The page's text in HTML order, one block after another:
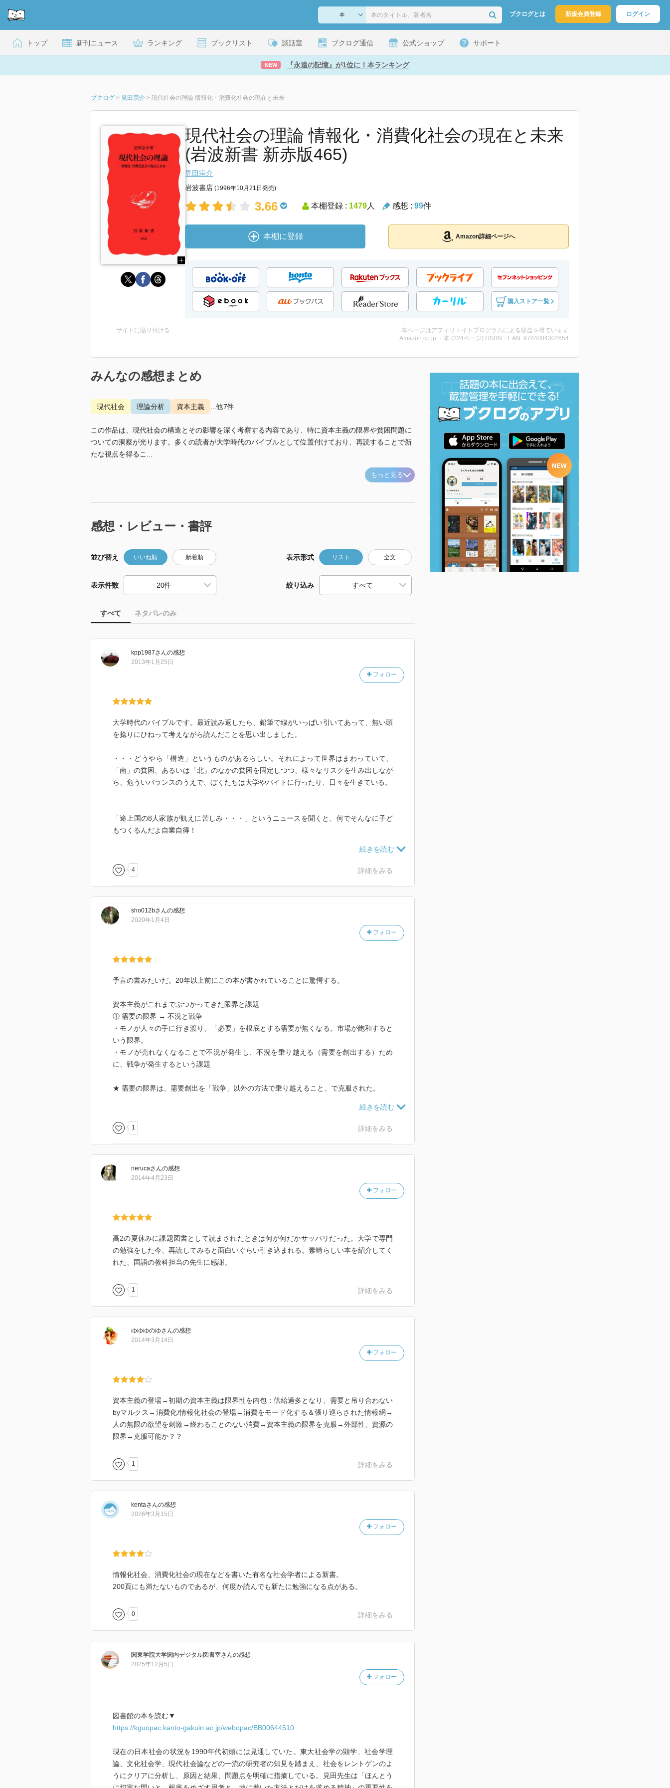
ブクログとは 新規会員登録 ログイン
トップ 新刊ニュース ランキング ブックリスト 談話室 ブクログ通信 公式ショップ サポート
NEW 『永遠の記憶』が1位に！本ランキング
ブクログ > 見田宗介 > 現代社会の理論 情報化・消費化社会の現在と未来
現代社会の理論 情報化・消費化社会の現在と未来
(岩波新書 新赤版465)
見田宗介
岩波書店 (1996年10月21日発売)
3.66 本棚登録 : 1479人 感想 : 99件
本棚に登録 Amazon詳細ページへ
購入ストア一覧
サイトに貼り付ける
本ページはアフィリエイトプログラムによる収益を得ています
Amazon.co.jp ・本 (224ページ) / ISBN・EAN: 9784004304654
みんなの感想まとめ
現代社会 理論分析 資本主義 ...他7件
この作品は、現代社会の構造とその影響を深く考察する内容であり、特に資本主義の限界や貧困問題に
ついての洞察が光ります。多くの読者が大学時代のバイブルとして位置付けており、再読することで新
たな視点を得るこ...
もっと見る
感想・レビュー・書評
並び替え いいね順 新着順 表示形式 リスト 全文
表示件数 絞り込み
すべて ネタバレのみ
kpp1987さんの感想
フォロー
2013年1月25日
大学時代のバイブルです。最近読み返したら、鉛筆で線がいっぱい引いてあって、無い頭
を捻りにひねって考えながら読んだことを思い出しました。
・・・どうやら「構造」というものがあるらしい。それによって世界はまわっていて、
「南」の貧困、あるいは「北」のなかの貧困を固定しつつ、様々なリスクを生み出しなが
ら、危ういバランスのうえで、ぼくたちは大学やバイトに行ったり、日々を生きている。
「途上国の8人家族が飢えに苦しみ・・・」というニュースを聞くと、何でそんなに子ど
もつくるんだよ自業自得！
と辛口評論していた当時のぼくは、見田先生にあえなく論破されたのでした。
4 詳細をみる
sho012bさんの感想
フォロー
2020年1月4日
予言の書みたいだ。20年以上前にこの本が書かれていることに驚愕する。
資本主義がこれまでぶつかってきた限界と課題
① 需要の限界 → 不況と戦争
・モノが人々の手に行き渡り、「必要」を根底とする需要が無くなる。市場が飽和すると
いう限界。
・モノが売れなくなることで不況が発生し、不況を乗り越える（需要を創出する）ため
に、戦争が発生するという課題
★ 需要の限界は、需要創出を「戦争」以外の方法で乗り越えること、で克服された。
フォードとGMの例で説明する。
- フォートは、「便利な」車を、単一モデルで、生産ラインを徹底的に合理化・効率化す
期的な「モデルチェンジ」を行い「新しい」車を売っていった。デザインには、「正解」
がないため、需要には、理論上限界がない（ブランド車を複数所有する金持ちとかをイメ
ージするとわかりやすいかと。便利さだけなら一台で良い。「魅力性」を王ならば、理論
の車はどんどん古いものとなり、新たな「新しい」車への需要を創出する。デザインとモ
モードに関してはMEMO
モードのリズムは以下の二つによって構成される
・購買のリズム（a）
購買のリズムが消耗のリズムを超えていればいるほど、モードの力が強い。
モデルチェンジと＜モードの理論＞が消費社会を駆動するメカニズム。
モードは、広告を通じて、自己否定することで、回転を早くしていく。
・「情報」によって、需要が無限になったことで、大量生産→大量消費のサイクルが回
・「大量採取→（大量生産→大量消費）→大量廃棄」という限界づけられたシステムであ
り、地球の「資源」と「環境」という外部的な制約にぶつかる。
「資源」：エネルギー、鉱物、一次産品、労働力など
「環境」：地球環境
★ 資源の枯渇と環境の破壊と格差は、大量採取・大量廃棄しない、システムを構築する
ことで、克服される。
・本書では、＜消費＞すなわち「存在それ自体の幸福」的な話になっている。
▶︎ 個人的には、情報（エンタメ）を消費する社会になると考えている。今後は、基本的
に「必要」がテクノロジーによって満たされ始めるので、本書に即していうならば、情報
ている。見田さん的に言えば、これらは「ソフト」な側面に属するのかと。
最高に面白い本。
1 詳細をみる
nerucaさんの感想
フォロー
2014年4月23日
高2の夏休みに課題図書として読まされたときは何が何だかサッパリだった。大学で専門
の勉強をした今、再読してみると面白いぐらい引き込まれる。素晴らしい本を紹介してく
れた、国語の教科担当の先生に感謝。
1 詳細をみる
ゆゆゆのゆさんの感想
フォロー
2014年3月14日
資本主義の登場→初期の資本主義は限界性を内包：供給過多となり、需要と吊り合わない
byマルクス→消費化/情報化社会の登場→消費をモード化する＆張り巡らされた情報網→
人の無限の欲望を刺激→終わることのない消費→資本主義の限界を克服→外部性、資源の
限界→克服可能か？？
1 詳細をみる
kentaさんの感想
フォロー
2026年3月15日
情報化社会、消費化社会の現在などを書いた有名な社会学者による新書。
200頁にも満たないものであるが、何度か読んでも新たに勉強になる点がある。
0 詳細をみる
関東学院大学関内デジタル図書室さんの感想
フォロー
2025年12月5日
図書館の本を読む▼
https://kguopac.kanto-gakuin.ac.jp/webopac/BB00644510
現在の日本社会の状況を1990年代初頭には見通していた。東大社会学の顕学、社会学理
論、文化社会学、現代社会論などの一流の研究者の知見を踏まえ、社会をレントゲンのよ
うにクリアに分析し、原因と結果、問題点を明確に指摘している。見田先生は「ほんとう